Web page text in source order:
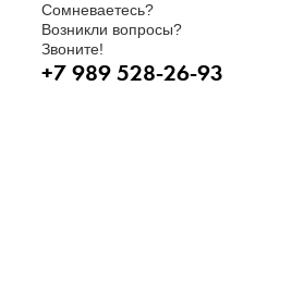
Сомневаетесь?
Возникли вопросы?
Звоните!
+7 989 528-26-93